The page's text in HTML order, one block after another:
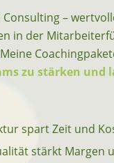
Consulting –
in der
zu stärken und
spart Zeit und
stärkt Margen